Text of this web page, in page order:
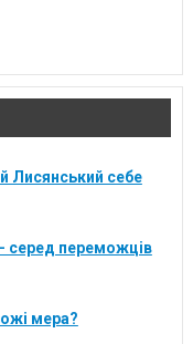
Лисянський себе
серед переможців
мера?